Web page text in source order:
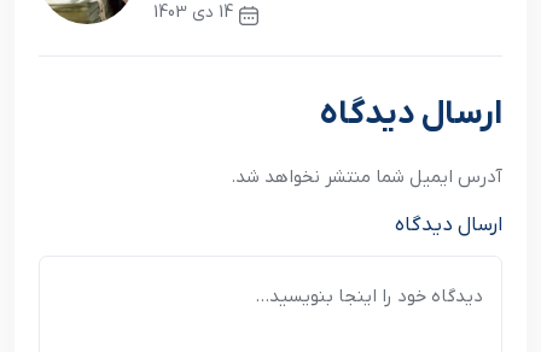
14 دی 1403
نوشته بعدی
ارسال دیدگاه
آدرس ایمیل شما منتشر نخواهد شد.
ارسال دیدگاه